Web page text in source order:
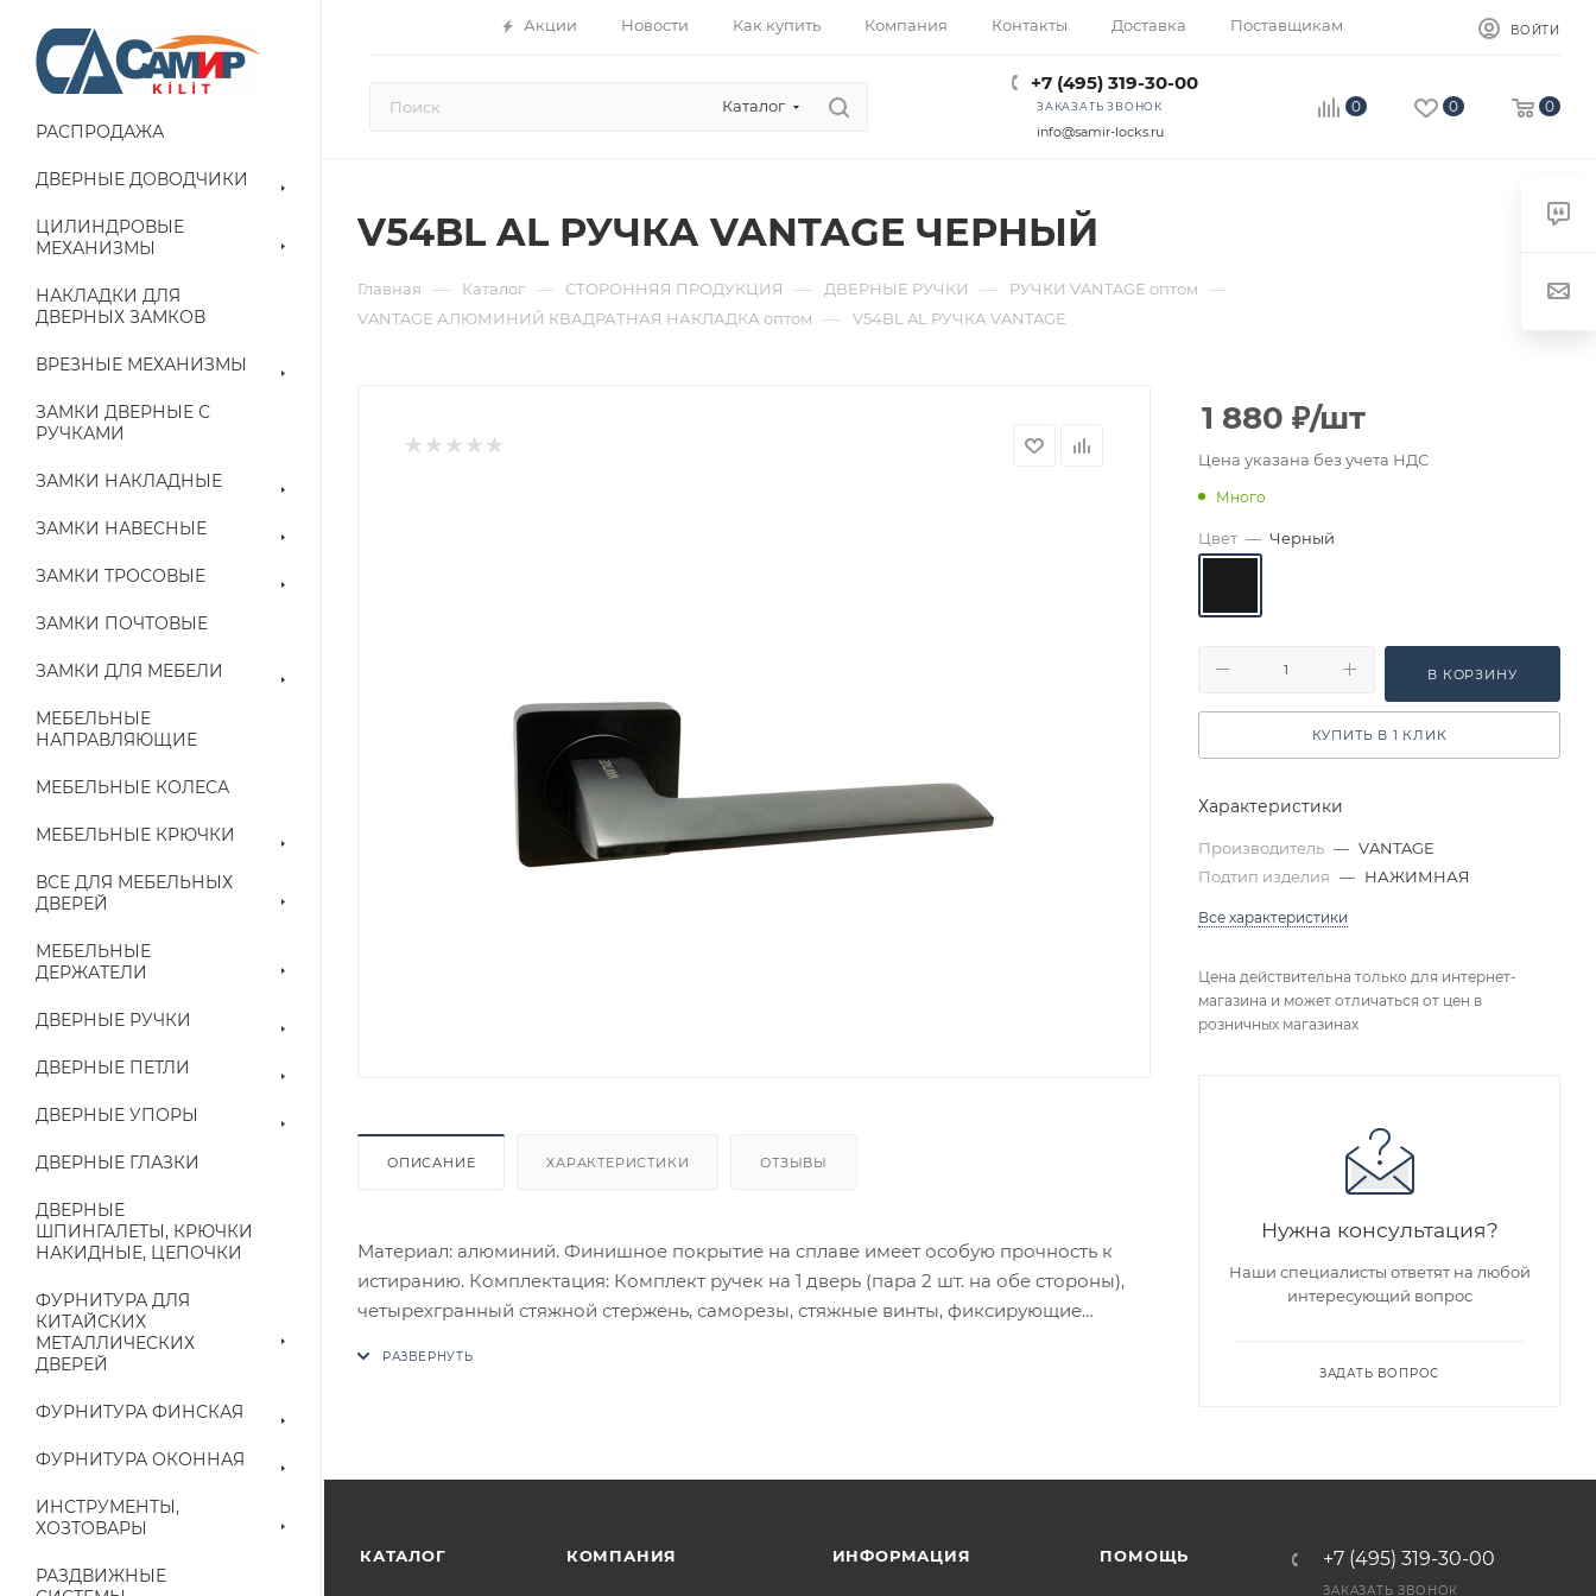
Акции Новости Как купить Компания Контакты Доставка Поставщикам ВОЙТИ
Каталог
+7 (495) 319-30-00
ЗАКАЗАТЬ ЗВОНОК
info@samir-locks.ru
0 0 0
РАСПРОДАЖА
ДВЕРНЫЕ ДОВОДЧИКИ
ЦИЛИНДРОВЫЕ
МЕХАНИЗМЫ
НАКЛАДКИ ДЛЯ
ДВЕРНЫХ ЗАМКОВ
ВРЕЗНЫЕ МЕХАНИЗМЫ
ЗАМКИ ДВЕРНЫЕ С
РУЧКАМИ
ЗАМКИ НАКЛАДНЫЕ
ЗАМКИ НАВЕСНЫЕ
ЗАМКИ ТРОСОВЫЕ
ЗАМКИ ПОЧТОВЫЕ
ЗАМКИ ДЛЯ МЕБЕЛИ
МЕБЕЛЬНЫЕ
НАПРАВЛЯЮЩИЕ
МЕБЕЛЬНЫЕ КОЛЕСА
МЕБЕЛЬНЫЕ КРЮЧКИ
ВСЕ ДЛЯ МЕБЕЛЬНЫХ
ДВЕРЕЙ
МЕБЕЛЬНЫЕ
ДЕРЖАТЕЛИ
ДВЕРНЫЕ РУЧКИ
ДВЕРНЫЕ ПЕТЛИ
ДВЕРНЫЕ УПОРЫ
ДВЕРНЫЕ ГЛАЗКИ
ДВЕРНЫЕ
ШПИНГАЛЕТЫ, КРЮЧКИ
НАКИДНЫЕ, ЦЕПОЧКИ
ФУРНИТУРА ДЛЯ
КИТАЙСКИХ
МЕТАЛЛИЧЕСКИХ
ДВЕРЕЙ
ФУРНИТУРА ФИНСКАЯ
ФУРНИТУРА ОКОННАЯ
ИНСТРУМЕНТЫ,
ХОЗТОВАРЫ
РАЗДВИЖНЫЕ
V54BL AL РУЧКА VANTAGE ЧЕРНЫЙ
Главная — Каталог — СТОРОННЯЯ ПРОДУКЦИЯ — ДВЕРНЫЕ РУЧКИ — РУЧКИ VANTAGE оптом —
VANTAGE АЛЮМИНИЙ КВАДРАТНАЯ НАКЛАДКА оптом — V54BL AL РУЧКА VANTAGE
ОПИСАНИЕ ХАРАКТЕРИСТИКИ ОТЗЫВЫ
Материал: алюминий. Финишное покрытие на сплаве имеет особую прочность к
истиранию. Комплектация: Комплект ручек на 1 дверь (пара 2 шт. на обе стороны),
четырехгранный стяжной стержень, саморезы, стяжные винты, фиксирующие
Конечная цена будет отображена в высланном счете после проверки товара на
1 880 ₽/шт
Цена указана без учета НДС
Много
Цвет — Черный
В КОРЗИНУ
КУПИТЬ В 1 КЛИК
Характеристики
Производитель — VANTAGE
Подтип изделия — НАЖИМНАЯ
Все характеристики
Цена действительна только для интернет-
магазина и может отличаться от цен в
розничных магазинах
Нужна консультация?
Наши специалисты ответят на любой
интересующий вопрос
ЗАДАТЬ ВОПРОС
КАТАЛОГ КОМПАНИЯ ИНФОРМАЦИЯ ПОМОЩЬ +7 (495) 319-30-00
ЗАКАЗАТЬ ЗВОНОК